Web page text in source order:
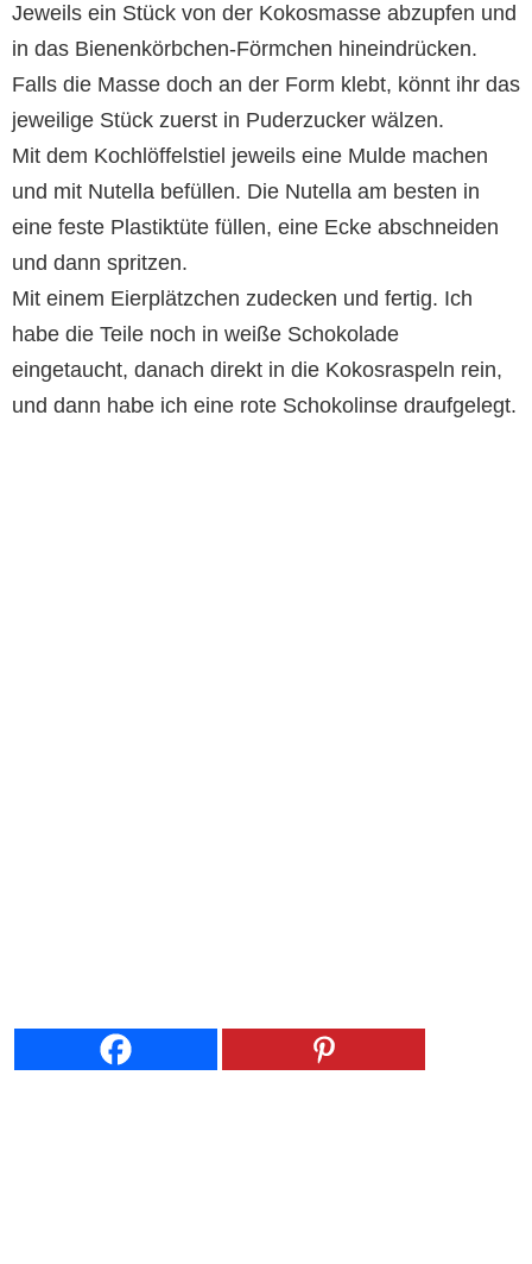
Jeweils ein Stück von der Kokosmasse abzupfen und
in das Bienenkörbchen-Förmchen hineindrücken.
Falls die Masse doch an der Form klebt, könnt ihr das
jeweilige Stück zuerst in Puderzucker wälzen.
Mit dem Kochlöffelstiel jeweils eine Mulde machen
und mit Nutella befüllen. Die Nutella am besten in
eine feste Plastiktüte füllen, eine Ecke abschneiden
und dann spritzen.
Mit einem Eierplätzchen zudecken und fertig. Ich
habe die Teile noch in weiße Schokolade
eingetaucht, danach direkt in die Kokosraspeln rein,
und dann habe ich eine rote Schokolinse draufgelegt.